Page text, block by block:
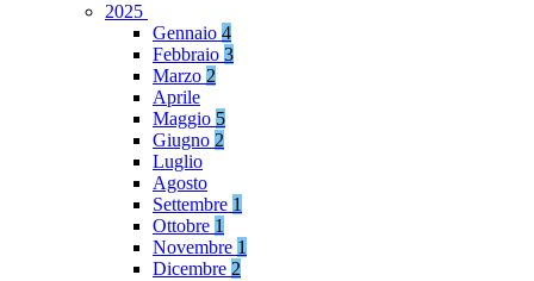
2025
Gennaio 4
Febbraio 3
Marzo 2
Aprile
Maggio 5
Giugno 2
Luglio
Agosto
Settembre 1
Ottobre 1
Novembre 1
Dicembre 2